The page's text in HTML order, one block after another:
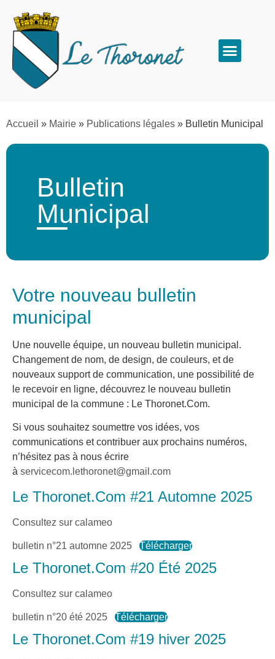
Accueil » Mairie » Publications légales » Bulletin Municipal
Bulletin
Municipal
Votre nouveau bulletin
municipal
Une nouvelle équipe, un nouveau bulletin municipal.
Changement de nom, de design, de couleurs, et de
nouveaux support de communication, une possibilité de
le recevoir en ligne, découvrez le nouveau bulletin
municipal de la commune : Le Thoronet.Com.
Si vous souhaitez soumettre vos idées, vos
communications et contribuer aux prochains numéros,
n’hésitez pas à nous écrire
à servicecom.lethoronet@gmail.com
Le Thoronet.Com #21 Automne 2025
Consultez sur calameo
bulletin n°21 automne 2025 Télécharger
Le Thoronet.Com #20 Été 2025
Consultez sur calameo
bulletin n°20 été 2025 Télécharger
Le Thoronet.Com #19 hiver 2025